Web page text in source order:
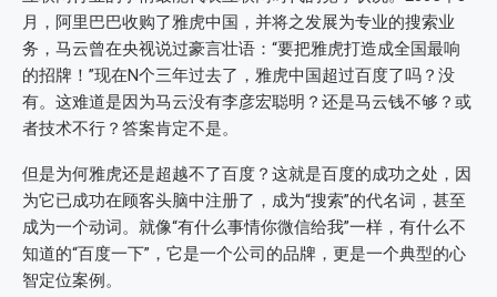
月，阿里巴巴收购了雅虎中国，并将之发展为专业的搜索业
务，马云曾在央视说过豪言壮语：“要把雅虎打造成全国最响
的招牌！”现在N个三年过去了，雅虎中国超过百度了吗？没
有。这难道是因为马云没有李彦宏聪明？还是马云钱不够？或
者技术不行？答案肯定不是。
但是为何雅虎还是超越不了百度？这就是百度的成功之处，因
为它已成功在顾客头脑中注册了，成为“搜索”的代名词，甚至
成为一个动词。就像“有什么事情你微信给我”一样，有什么不
知道的“百度一下”，它是一个公司的品牌，更是一个典型的心
智定位案例。